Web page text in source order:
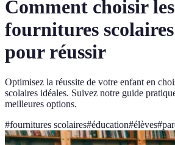
Comment choisir les
fournitures
pour réussir
Optimisez la réussite de votre enfant en
scolaires idéales. Suivez notre guide
meilleures options.
#fournitures scolaires#éducation#élèves#